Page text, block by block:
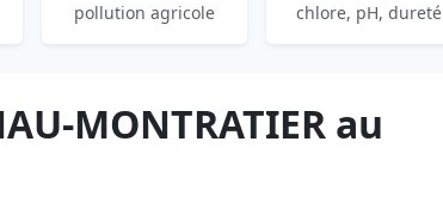
pollution agricole chlore, pH, dureté
MONTRATIER au